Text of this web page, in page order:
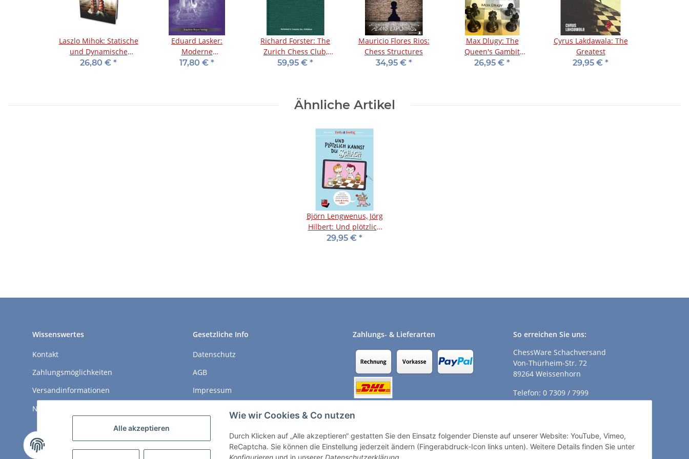
Alle akzeptieren
Wie wir Cookies & Co nutzen
Durch Klicken auf „Alle akzeptieren“ gestatten Sie den Einsatz folgender Dienste auf unserer Website: YouTube, Vimeo,
ReCaptcha. Sie können die Einstellung jederzeit ändern (Fingerabdruck-Icon links unten). Weitere Details finden Sie unter
Konfigurieren und in unserer Datenschutzerklärung
Laszlo Mihok: Statische
und Dynamische
Stellungsbewertung für
26,80 € *
Eduard Lasker:
Moderne
Schachstrategie
17,80 € *
Richard Forster: The
Zurich Chess Club,
1809-2009
59,95 € *
Mauricio Flores Rios:
Chess Structures
34,95 € *
Max Dlugy: The
Queen's Gambit
Accepted
26,95 € *
Cyrus Lakdawala: The
Greatest
29,95 € *
Ähnliche Artikel
Björn Lengwenus, Jörg
Hilbert: Und plötzlich
kannst Du Schach
29,95 € *
Wissenswertes
Kontakt
Zahlungsmöglichkeiten
Versandinformationen
Newsletter
Gesetzliche Info
Datenschutz
AGB
Impressum
Vertrag widerrufen
Zahlungs- & Lieferarten
So erreichen Sie uns:
ChessWare Schachversand
Von-Thürheim-Str. 72
89264 Weissenhorn
Telefon: 0 7309 / 7999